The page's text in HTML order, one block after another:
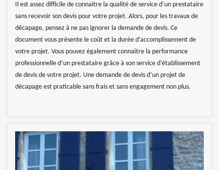
Il est assez difficile de connaitre la qualité de service d’un prestataire
sans recevoir son devis pour votre projet. Alors, pour les travaux de
décapage, pensez à ne pas ignorer la demande de devis. Ce
document vous présente le coût et la durée d’accomplissement de
votre projet. Vous pouvez également connaitre la performance
professionnelle d’un prestataire grâce à son service d’établissement
de devis de votre projet. Une demande de devis d’un projet de
décapage est praticable sans frais et sans engagement non plus.